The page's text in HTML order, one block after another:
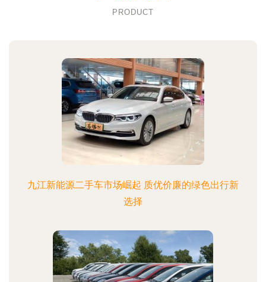
PRODUCT
九江新能源二手车市场崛起 质优价廉的绿色出行新
选择